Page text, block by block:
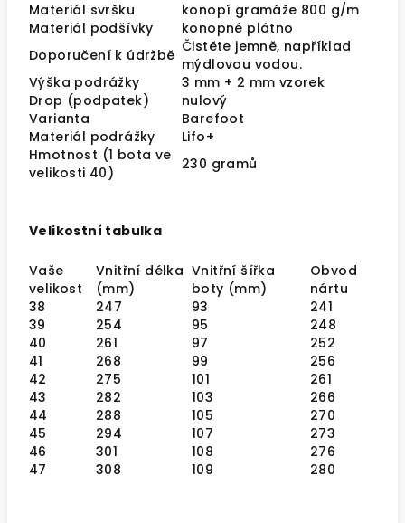
Materiál svršku
konopí gramáže 800 g/m
Materiál podšívky
konopné plátno
Doporučení k údržbě Čistěte jemně, například
mýdlovou vodou.
Výška podrážky
3 mm + 2 mm vzorek
Drop (podpatek)
nulový
Varianta
Barefoot
Materiál podrážky
Lifo+
Hmotnost (1 bota ve
velikosti 40)
230 gramů
Velikostní tabulka
Vaše
velikost
Vnitřní délka
(mm)
Vnitřní šířka
boty (mm)
Obvod
nártu
38
247 93
241
39
254 95
248
40
261 97
252
41
268 99
256
42
275 101
261
43
282 103
266
44
288 105
270
45
294 107
273
46
301 108
276
47
308 109 280